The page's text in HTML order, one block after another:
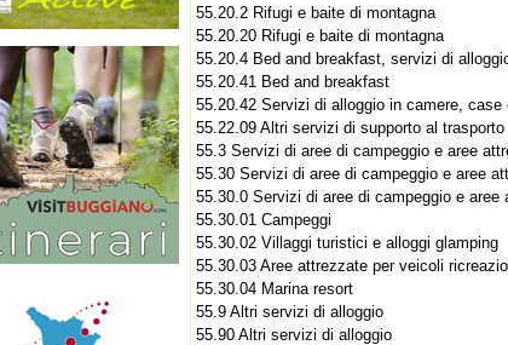
55.20.2 Rifugi e baite di montagna
55.20.20 Rifugi e baite di montagna
55.20.4 Bed and breakfast, servizi di
55.20.41 Bed and breakfast
55.20.42 Servizi di alloggio in camere,
55.22.09 Altri servizi di supporto al
55.3 Servizi di aree di campeggio e aree
55.30 Servizi di aree di campeggio e aree
55.30.0 Servizi di aree di campeggio e
55.30.01 Campeggi
55.30.02 Villaggi turistici e alloggi glamping
55.30.03 Aree attrezzate per veicoli
55.30.04 Marina resort
55.9 Altri servizi di alloggio
55.90 Altri servizi di alloggio